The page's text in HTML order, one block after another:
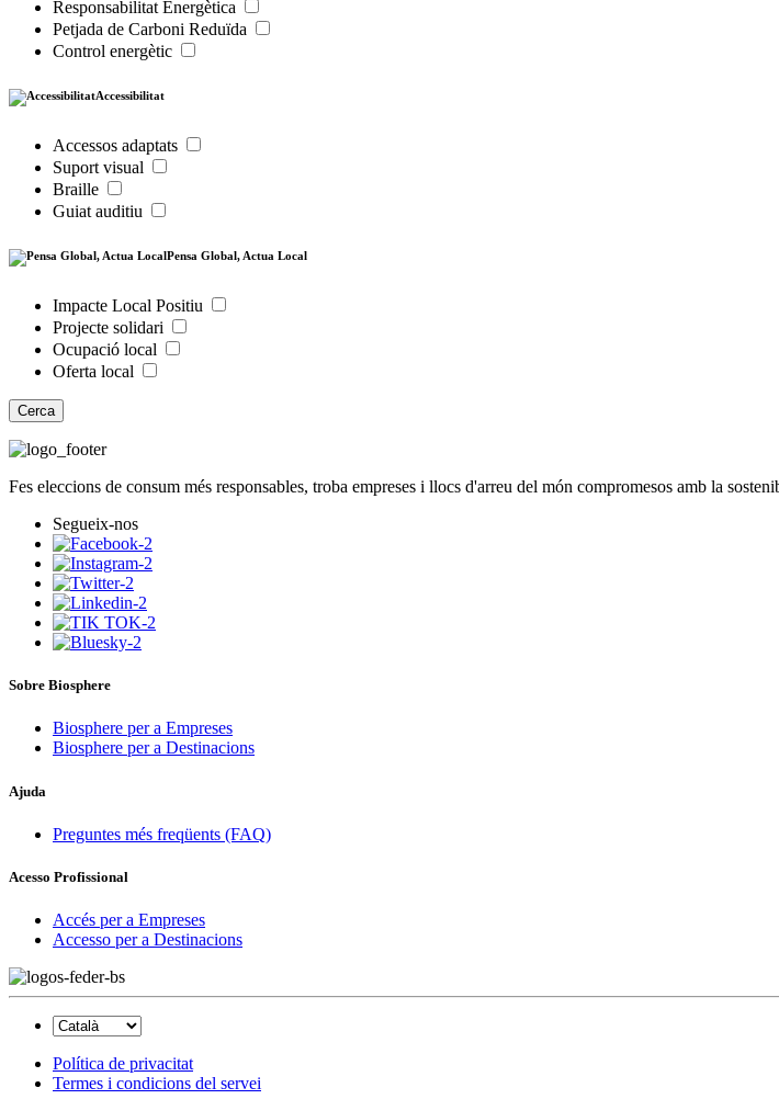
Responsabilitat Energètica
Petjada de Carboni Reduïda
Control energètic
Accessibilitat
Accessos adaptats
Suport visual
Braille
Guiat auditiu
Pensa Global, Actua Local
Impacte Local Positiu
Projecte solidari
Ocupació local
Oferta local
Cerca
Fes eleccions de consum més responsables, troba empreses i llocs d'arreu del món compromesos amb la
Segueix-nos
Sobre Biosphere
Biosphere per a Empreses
Biosphere per a Destinacions
Ajuda
Preguntes més freqüents (FAQ)
Acesso Profissional
Accés per a Empreses
Accesso per a Destinacions
Política de privacitat
Termes i condicions del servei